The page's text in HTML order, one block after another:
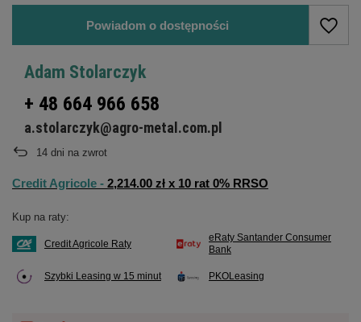
Powiadom o dostępności
Adam Stolarczyk
+ 48 664 966 658
a.stolarczyk@agro-metal.com.pl
14 dni na zwrot
Credit Agricole - 2,214.00 zł x 10 rat 0% RRSO
Kup na raty:
Credit Agricole Raty
eRaty Santander Consumer
Bank
Szybki Leasing w 15 minut PKOLeasing